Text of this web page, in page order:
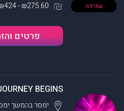
עמידה ₪275.60 - ₪424
פרטים
BEGINS
ימסר בהמשך